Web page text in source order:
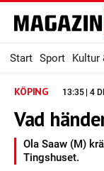
Start Sport Kultur
KÖPING 13:35 | 4
Vad
Ola Saaw (M)
Tingshuset.